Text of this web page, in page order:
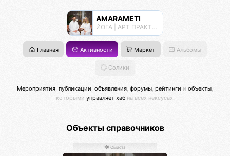
AMARAMETI
ЙОГА | АРТ ПРАКТИКИ | МЕДИТАЦИИ
Главная Активности Маркет Альбомы
Солики
Мероприятия публикации объявления форумы рейтинги и объекты
которыми управляет хабна всех нексусах.
Объекты справочников
Омиста